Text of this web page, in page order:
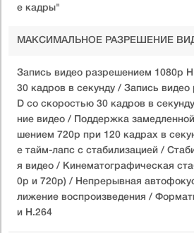
е кадры"
МАКСИМАЛЬНОЕ РАЗРЕШЕНИЕ
Запись видео разрешением 1080p
30 кадров в секунду / Запись
D со скоростью 30 кадров в
ние видео / Поддержка
шением 720p при 120 кадрах в
е тайм-лапс с стабилизацией /
я видео / Кинематографическая
0p и 720p) / Непрерывная
лижение воспроизведения /
и H.264